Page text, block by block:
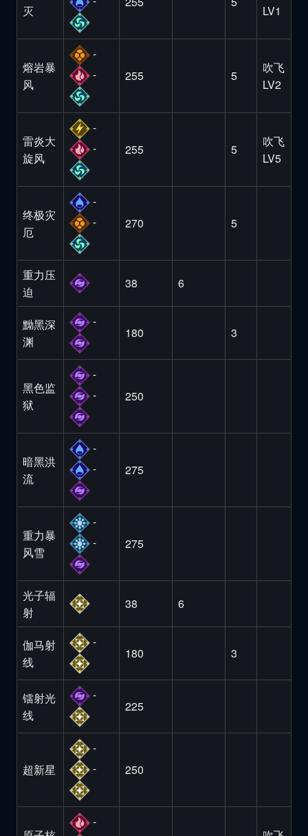
灭
LV1
熔岩暴
风
-
-
255 5
吹飞
LV2
雷炎大
旋风
-
-
255 5
吹飞
LV5
终极灾
厄
-
-
270 5
重力压
迫
38 6
黝黑深
渊
-
180 3
黑色监
狱
-
-
250
暗黑洪
流
-
-
275
重力暴
风雪
-
-
275
光子辐
射
38 6
伽马射
线
-
180 3
镭射光
线
-
225
超新星
-
-
250
-